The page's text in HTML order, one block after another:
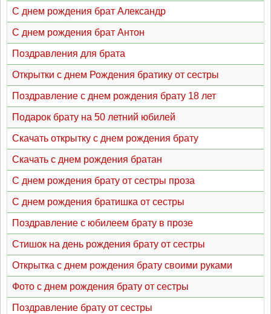
С днем рождения брат Александр
С днем рождения брат Антон
Поздравления для брата
Открытки с днем Рождения братику от сестры
Поздравление с днем рождения брату 18 лет
Подарок брату на 50 летний юбилей
Скачать открытку с днем рождения брату
Скачать с днем рождения братан
С днем рождения брату от сестры проза
С днем рождения братишка от сестры
Поздравление с юбилеем брату в прозе
Стишок на день рождения брату от сестры
Открытка с днем рождения брату своими руками
Фото с днем рождения брату от сестры
Поздравление брату от сестры